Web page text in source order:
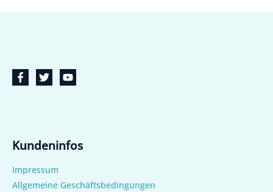
Kundeninfos
Impressum
Allgemeine Geschäftsbedingungen